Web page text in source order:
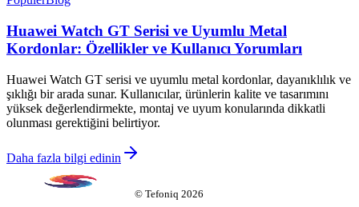
Huawei Watch GT Serisi ve Uyumlu Metal
Kordonlar: Özellikler ve Kullanıcı Yorumları
Huawei Watch GT serisi ve uyumlu metal kordonlar, dayanıklılık ve
şıklığı bir arada sunar. Kullanıcılar, ürünlerin kalite ve tasarımını
yüksek değerlendirmekte, montaj ve uyum konularında dikkatli
olunması gerektiğini belirtiyor.
Daha fazla bilgi edinin
© Tefoniq 2026